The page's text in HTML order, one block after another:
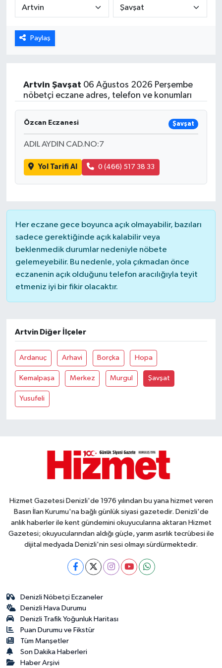
Paylaş
Artvin Şavşat 06 Ağustos 2026 Perşembe
nöbetçi eczane adres, telefon ve konumları
Özcan Eczanesi Şavşat
ADIL AYDIN CAD.NO:7
Yol Tarifi Al 0 (466) 517 38 33
Her eczane gece boyunca açık olmayabilir, bazıları
sadece gerektiğinde açık kalabilir veya
beklenmedik durumlar nedeniyle nöbete
gelemeyebilir. Bu nedenle, yola çıkmadan önce
eczanenin açık olduğunu telefon aracılığıyla teyit
etmeniz iyi bir fikir olacaktır.
Artvin Diğer İlçeler
Ardanuç Arhavi Borçka Hopa
Kemalpaşa Merkez Murgul Şavşat
Yusufeli
Hizmet Gazetesi Denizli'de 1976 yılından bu yana hizmet veren
Basın İlan Kurumu'na bağlı günlük siyasi gazetedir. Denizli'de
anlık haberler ile kent gündemini okuyucularına aktaran Hizmet
Gazetesi; okuyucularından aldığı güçle, yarım asırlık tecrübesi ile
dijital medyada Denizli'nin sesi olmayı sürdürmektedir.
Denizli Nöbetçi Eczaneler
Denizli Hava Durumu
Denizli Trafik Yoğunluk Haritası
Puan Durumu ve Fikstür
Tüm Manşetler
Son Dakika Haberleri
Haber Arşivi
ÖZEL HABER
DTO